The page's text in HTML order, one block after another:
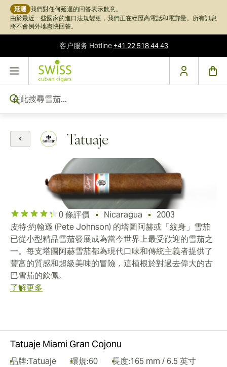
延遲 我們對任何延遲的回答表示歉意。
由於最近一些國家的進口法規變更，我們正在經歷高電話和電郵量。所有訊息
將不會例外地盡快回答。
客户服务 Hotline+41 22 518 44 43
Tatuaje
0 條評價 Nicaragua
2003
皮特·約翰遜 (Pete Johnson) 的塔圖阿赫或「紋身」雪茄
已從小型精品雪茄發展成為當今世界上最受歡迎的雪茄之
一。每支塔圖阿赫雪茄都為現代口味和傳統主義者提供了
豐富的質感和超級美味的冒險，這植根於對過去偉大的古
巴雪茄的欽佩。
了解更多
Tatuaje Miami Gran Cojonu
品牌:Tatuaje 環規:60 長度:165 mm / 6.5 英寸